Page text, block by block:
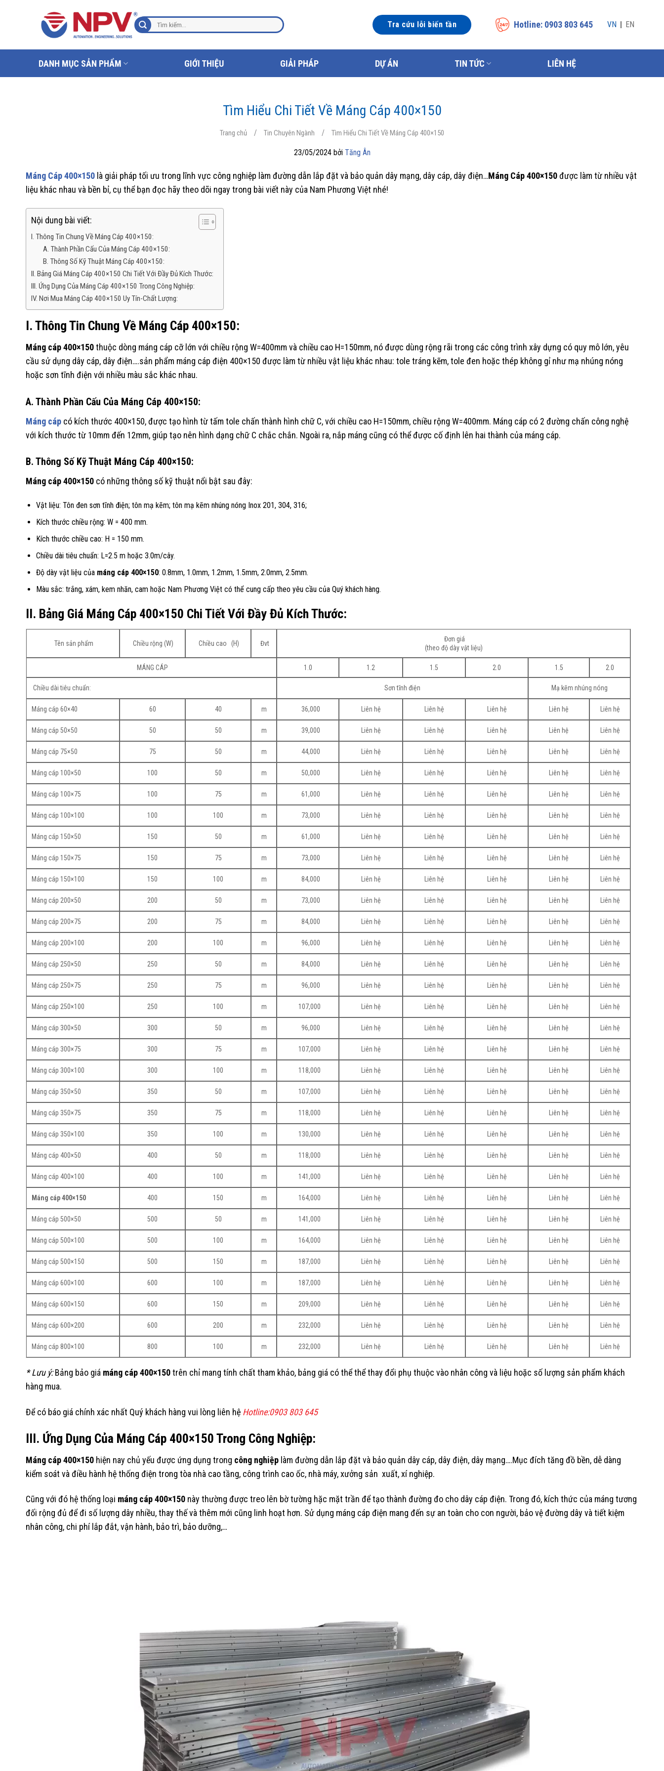
Tìm
kiếm:
Tra cứu lỗi biến tần Hotline: 0903 803 645 EN
VN
DANH MỤC SẢN PHẨM GIỚI THIỆU GIẢI PHÁP DỰ ÁN TIN TỨC LIÊN HỆ
Tìm Hiểu Chi Tiết Về Máng Cáp 400×150
Trang chủ / Tin Chuyên Ngành / Tìm Hiểu Chi Tiết Về Máng Cáp 400×150
23/05/2024 bởi Tăng Ân
Máng Cáp 400×150 là giải pháp tối ưu trong lĩnh vực công nghiệp làm đường dẫn lắp đặt và bảo quản dây mạng, dây cáp, dây điện…Máng Cáp 400×150được làm từ nhiều vật
liệu khác nhau và bền bỉ, cụ thể bạn đọc hãy theo dõi ngay trong bài viết này của Nam Phương Việt nhé!
Nội dung bài viết:
I. Thông Tin Chung Về Máng Cáp 400×150:
A. Thành Phần Cấu Của Máng Cáp 400×150:
B. Thông Số Kỹ Thuật Máng Cáp 400×150:
II. Bảng Giá Máng Cáp 400×150 Chi Tiết Với Đầy Đủ Kích Thước:
III. Ứng Dụng Của Máng Cáp 400×150 Trong Công Nghiệp:
IV. Nơi Mua Máng Cáp 400×150 Uy Tín-Chất Lượng:
I. Thông Tin Chung Về Máng Cáp 400×150:
Máng cáp400×150thuộc dòng máng cáp cỡ lớn với chiều rộng W=400mm và chiều cao H=150mm, nó được dùng rộng rãi trong các công trình xây dựng có quy mô lớn, yêu
cầu sử dụng dây cáp, dây điện….sản phẩm máng cáp điện 400×150 được làm từ nhiều vật liệu khác nhau: tole tráng kẽm, tole đen hoặc thép không gỉ như mạ nhúng nóng
hoặc sơn tĩnh điện với nhiều màu sắc khác nhau.
A. Thành Phần Cấu Của Máng Cáp 400×150:
Máng cáp có kích thước 400×150, được tạo hình từ tấm tole chấn thành hình chữ C, với chiều cao H=150mm, chiều rộng W=400mm. Máng cáp có 2 đường chấn công nghệ
với kích thước từ 10mm đến 12mm, giúp tạo nên hình dạng chữ C chắc chắn. Ngoài ra, nắp máng cũng có thể được cố định lên hai thành của máng cáp.
B. Thông Số Kỹ Thuật Máng Cáp 400×150:
Máng cáp400×150 có những thông số kỹ thuật nổi bật sau đây:
Vật liệu: Tôn đen sơn tĩnh điện; tôn mạ kẽm; tôn mạ kẽm nhúng nóng Inox 201, 304, 316;
Kích thước chiều rộng: W = 400 mm.
Kích thước chiều cao: H = 150 mm.
Chiều dài tiêu chuẩn: L=2.5 m hoặc 3.0m/cây.
Độ dày vật liệu củamáng cáp 400×150: 0.8mm, 1.0mm, 1.2mm, 1.5mm, 2.0mm, 2.5mm.
Màu sắc: trắng, xám, kem nhăn, cam hoặc Nam Phương Việt có thể cung cấp theo yêu cầu của Quý khách hàng.
II. Bảng Giá Máng Cáp 400×150 Chi Tiết Với Đầy Đủ Kích Thước:
Tên sản phẩm Chiều rộng (W) Chiều cao (H) Đvt
Đơn giá
(theo độ dày vật liệu)
MÁNG CÁP 1.0 1.2 1.5 2.0 1.5 2.0
Chiều dài tiêu chuẩn: Sơn tĩnh điện Mạ kẽm nhúng nóng
Máng cáp 60×40 60 40 m 36,000 Liên hệ Liên hệ Liên hệ Liên hệ Liên hệ
Máng cáp 50×50 50 50 m 39,000 Liên hệ Liên hệ Liên hệ Liên hệ Liên hệ
Máng cáp 75×50 75 50 m 44,000 Liên hệ Liên hệ Liên hệ Liên hệ Liên hệ
Máng cáp 100×50 100 50 m 50,000 Liên hệ Liên hệ Liên hệ Liên hệ Liên hệ
Máng cáp 100×75 100 75 m 61,000 Liên hệ Liên hệ Liên hệ Liên hệ Liên hệ
Máng cáp 100×100 100 100 m 73,000 Liên hệ Liên hệ Liên hệ Liên hệ Liên hệ
Máng cáp 150×50 150 50 m 61,000 Liên hệ Liên hệ Liên hệ Liên hệ Liên hệ
Máng cáp 150×75 150 75 m 73,000 Liên hệ Liên hệ Liên hệ Liên hệ Liên hệ
Máng cáp 150×100 150 100 m 84,000 Liên hệ Liên hệ Liên hệ Liên hệ Liên hệ
Máng cáp 200×50 200 50 m 73,000 Liên hệ Liên hệ Liên hệ Liên hệ Liên hệ
Máng cáp 200×75 200 75 m 84,000 Liên hệ Liên hệ Liên hệ Liên hệ Liên hệ
Máng cáp 200×100 200 100 m 96,000 Liên hệ Liên hệ Liên hệ Liên hệ Liên hệ
Máng cáp 250×50 250 50 m 84,000 Liên hệ Liên hệ Liên hệ Liên hệ Liên hệ
Máng cáp 250×75 250 75 m 96,000 Liên hệ Liên hệ Liên hệ Liên hệ Liên hệ
Máng cáp 250×100 250 100 m 107,000 Liên hệ Liên hệ Liên hệ Liên hệ Liên hệ
Máng cáp 300×50 300 50 m 96,000 Liên hệ Liên hệ Liên hệ Liên hệ Liên hệ
Máng cáp 300×75 300 75 m 107,000 Liên hệ Liên hệ Liên hệ Liên hệ Liên hệ
Máng cáp 300×100 300 100 m 118,000 Liên hệ Liên hệ Liên hệ Liên hệ Liên hệ
Máng cáp 350×50 350 50 m 107,000 Liên hệ Liên hệ Liên hệ Liên hệ Liên hệ
Máng cáp 350×75 350 75 m 118,000 Liên hệ Liên hệ Liên hệ Liên hệ Liên hệ
Máng cáp 350×100 350 100 m 130,000 Liên hệ Liên hệ Liên hệ Liên hệ Liên hệ
Máng cáp 400×50 400 50 m 118,000 Liên hệ Liên hệ Liên hệ Liên hệ Liên hệ
Máng cáp 400×100 400 100 m 141,000 Liên hệ Liên hệ Liên hệ Liên hệ Liên hệ
Máng cáp 400×150 400 150 m 164,000 Liên hệ Liên hệ Liên hệ Liên hệ Liên hệ
Máng cáp 500×50 500 50 m 141,000 Liên hệ Liên hệ Liên hệ Liên hệ Liên hệ
Máng cáp 500×100 500 100 m 164,000 Liên hệ Liên hệ Liên hệ Liên hệ Liên hệ
Máng cáp 500×150 500 150 m 187,000 Liên hệ Liên hệ Liên hệ Liên hệ Liên hệ
Máng cáp 600×100 600 100 m 187,000 Liên hệ Liên hệ Liên hệ Liên hệ Liên hệ
Máng cáp 600×150 600 150 m 209,000 Liên hệ Liên hệ Liên hệ Liên hệ Liên hệ
Máng cáp 600×200 600 200 m 232,000 Liên hệ Liên hệ Liên hệ Liên hệ Liên hệ
Máng cáp 800×100 800 100 m 232,000 Liên hệ Liên hệ Liên hệ Liên hệ Liên hệ
* Lưu ý:Bảng bảo giá máng cáp400×150trên chỉ mang tính chất tham khảo, bảng giá có thể thể thay đổi phụ thuộc vào nhân công và liệu hoặc số lượng sản phẩm khách
hàng mua.
Để có báo giá chính xác nhất Quý khách hàng vui lòng liên hệ Hotline:0903 803 645
III. Ứng Dụng Của Máng Cáp 400×150 Trong Công Nghiệp:
Máng cáp400×150 hiện nay chủ yếu được ứng dụng trong công nghiệp làm đường dẫn lắp đặt và bảo quản dây cáp, dây điện, dây mạng….Mục đích tăng đồ bền, dễ dàng
kiểm soát và điều hành hệ thống điện trong tòa nhà cao tầng, công trình cao ốc, nhà máy, xưởng sản xuất, xí nghiệp.
Cũng với đó hệ thống loại máng cáp400×150 này thường được treo lên bờ tường hặc mặt trần để tạo thành đường đo cho dây cáp điện. Trong đó, kích thức của máng tương
đối rộng đủ để đi số lượng dây nhiều, thay thế và thêm mới cũng linh hoạt hơn. Sử dụng máng cáp điện mang đến sự an toàn cho con người, bảo vệ đường dây và tiết kiệm
nhân công, chi phí lắp đắt, vận hành, bảo trì, bảo dưỡng,…